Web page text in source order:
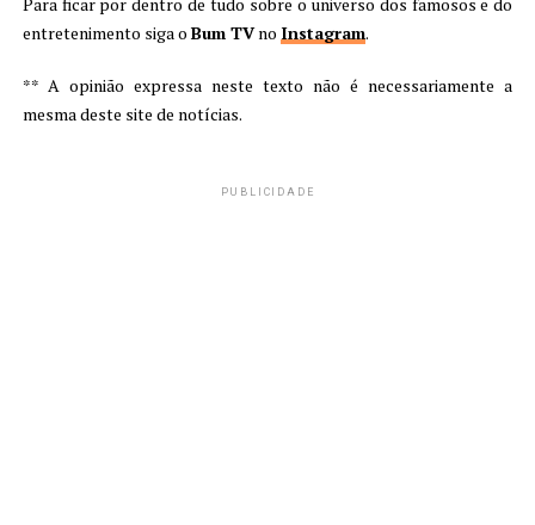
entretenimento siga o Bum TVno Instagram.
** A opinião expressa neste texto não é necessariamente a
mesma deste site de notícias.
PUBLICIDADE